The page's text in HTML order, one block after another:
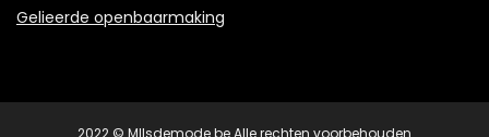
Gelieerde openbaarmaking